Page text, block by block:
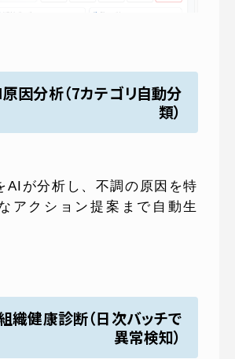
因分析（7カテゴリ自動分
類）
AIが分析し、不調の原因を特
アクション提案まで自動生
織健康診断（日次バッチで
異常検知）